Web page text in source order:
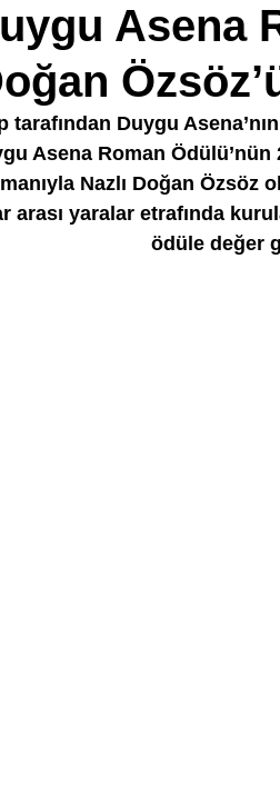
Asena
tarafından Duygu
Asena Roman Ödülü’nün
Nazlı Doğan Özsöz
arası yaralar etrafında
ödüle değer